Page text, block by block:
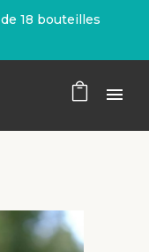
18 bouteilles